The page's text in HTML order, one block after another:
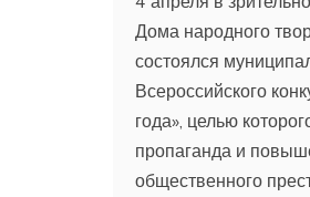
Дома народного
состоялся
Всероссийского
года», целью
пропаганда и
общественного